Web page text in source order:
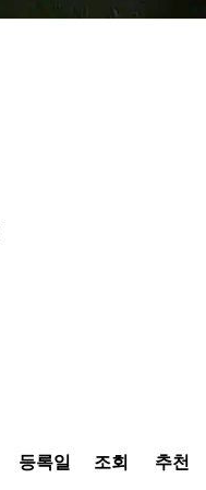
등록일 조회 추천